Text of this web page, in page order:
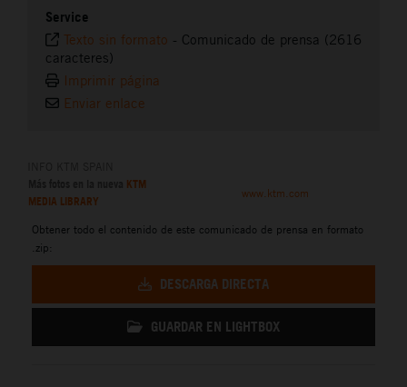
Service
Texto sin formato - Comunicado de prensa (2616
caracteres)
Imprimir página
Enviar enlace
KTM
MEDIA LIBRARY
www.ktm.com
Obtener todo el contenido de este comunicado de prensa en formato
.zip:
DESCARGA DIRECTA
GUARDAR EN LIGHTBOX